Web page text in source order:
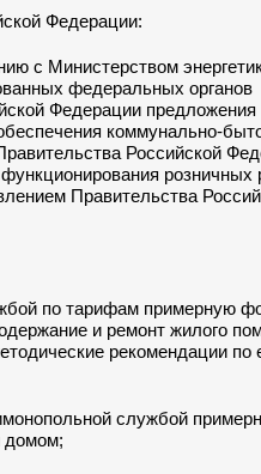
Федерации:
с Министерством
федеральных органов
Федерации предложения
коммунально-
Российской
розничных
Правительства
по тарифам примерную
и ремонт жилого
рекомендации по
службой
домом;